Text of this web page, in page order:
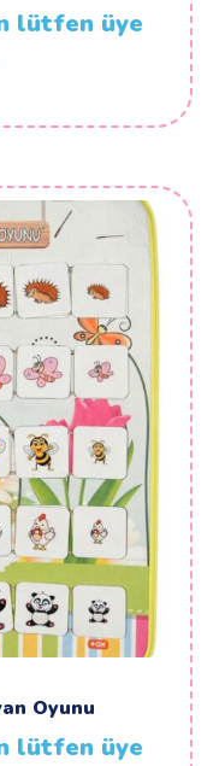
lütfen üye
Oyunu
lütfen üye